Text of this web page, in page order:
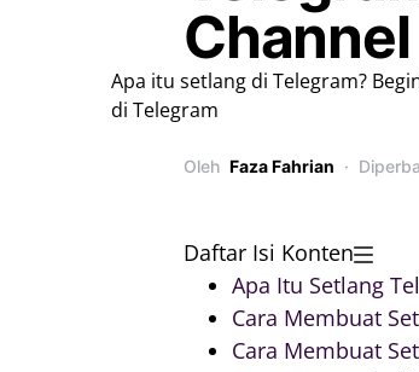
Channel
Apa itu setlang di Telegram?
di Telegram
Oleh Faza Fahrian
Daftar Isi Konten
Apa Itu Setlang
Cara Membuat
Cara Membuat